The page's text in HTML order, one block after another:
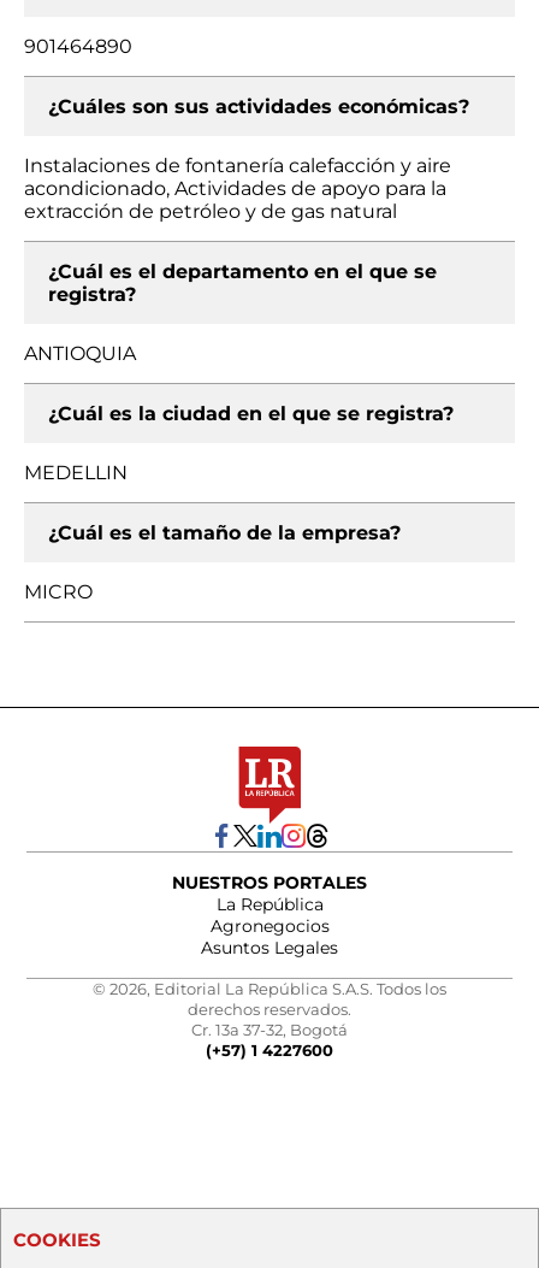
901464890
¿Cuáles son sus actividades económicas?
Instalaciones de fontanería calefacción y aire
acondicionado, Actividades de apoyo para la
extracción de petróleo y de gas natural
¿Cuál es el departamento en el que se
registra?
ANTIOQUIA
¿Cuál es la ciudad en el que se registra?
MEDELLIN
¿Cuál es el tamaño de la empresa?
MICRO
NUESTROS PORTALES
La República
Agronegocios
Asuntos Legales
© 2026, Editorial La República S.A.S. Todos los
derechos reservados.
Cr. 13a 37-32, Bogotá
(+57) 1 4227600
COOKIES